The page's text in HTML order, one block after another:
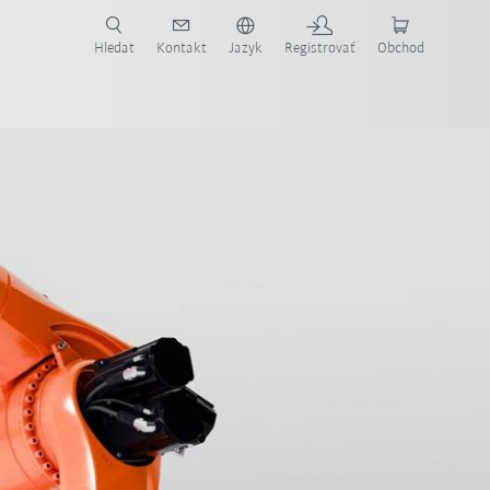
Hledat Kontakt Jazyk Registrovať Obchod